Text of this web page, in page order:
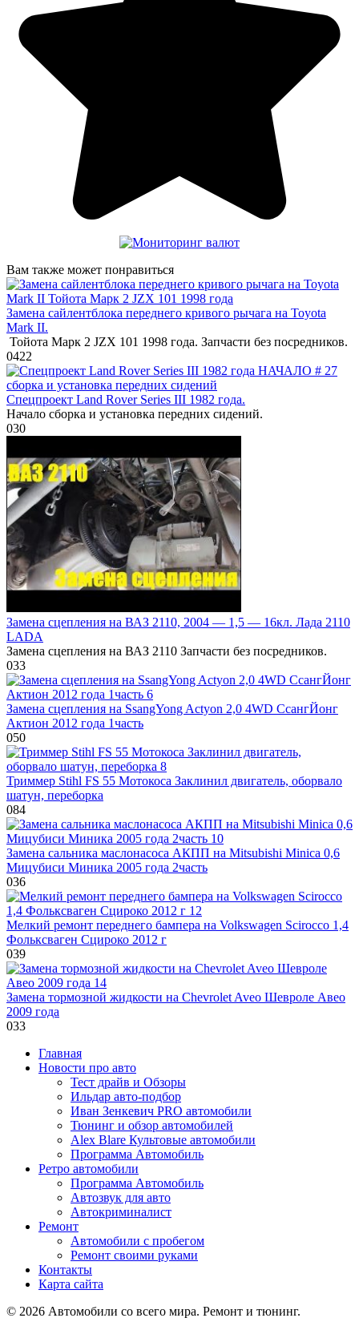
Вам также может понравиться
Замена сайлентблока переднего кривого рычага на Toyota
Mark II.
Тойота Марк 2 JZX 101 1998 года. Запчасти без посредников.
0422
Спецпроект Land Rover Series III 1982 года.
Начало сборка и установка передних сидений.
030
Замена сцепления на ВАЗ 2110, 2004 — 1,5 — 16кл. Лада 2110
LADA
Замена сцепления на ВАЗ 2110 Запчасти без посредников.
033
Замена сцепления на SsangYong Actyon 2,0 4WD СсангЙонг
Актион 2012 года 1часть
050
Триммер Stihl FS 55 Мотокоса Заклинил двигатель, оборвало
шатун, переборка
084
Замена сальника маслонасоса АКПП на Mitsubishi Minica 0,6
Мицубиси Миника 2005 года 2часть
036
Мелкий ремонт переднего бампера на Volkswagen Scirocco 1,4
Фольксваген Сцироко 2012 г
039
Замена тормозной жидкости на Chevrolet Aveo Шевроле Авео
2009 года
033
Главная
Новости про авто
Тест драйв и Обзоры
Ильдар авто-подбор
Иван Зенкевич PRO автомобили
Тюнинг и обзор автомобилей
Alex Blare Культовые автомобили
Программа Автомобиль
Ретро автомобили
Программа Автомобиль
Автозвук для авто
Автокриминалист
Ремонт
Автомобили с пробегом
Ремонт своими руками
Контакты
Карта сайта
© 2026 Автомобили со всего мира. Ремонт и тюнинг.